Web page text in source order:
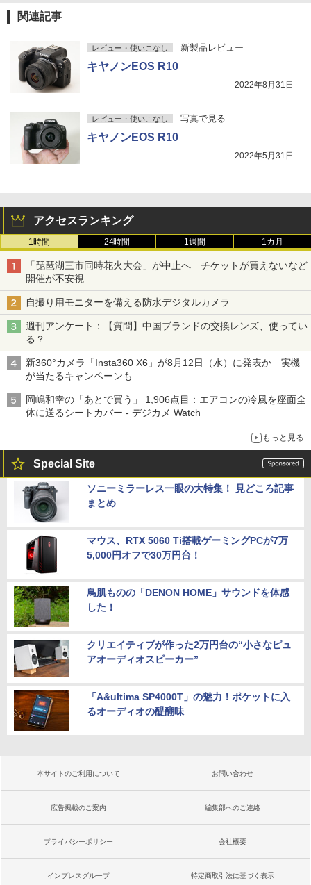
関連記事
レビュー・使いこなし 新製品レビュー
キヤノンEOS R10
2022年8月31日
レビュー・使いこなし 写真で見る
キヤノンEOS R10
2022年5月31日
アクセスランキング
1時間 24時間 1週間 1カ月
「琵琶湖三市同時花火大会」が中止へ チケットが買えないなど
開催が不安視
自撮り用モニターを備える防水デジタルカメラ
週刊アンケート：【質問】中国ブランドの交換レンズ、使ってい
る？
新360°カメラ「Insta360 X6」が8月12日（水）に発表か 実機
が当たるキャンペーンも
岡嶋和幸の「あとで買う」 1,906点目：エアコンの冷風を座面全
体に送るシートカバー - デジカメ Watch
もっと見る
Special Site
ソニーミラーレス一眼の大特集！ 見どころ記事
まとめ
マウス、RTX 5060 Ti搭載ゲーミングPCが7万
5,000円オフで30万円台！
鳥肌ものの「DENON HOME」サウンドを体感
した！
クリエイティブが作った2万円台の“小さなピュ
アオーディオスピーカー”
「A&ultima SP4000T」の魅力！ポケットに入
るオーディオの醍醐味
本サイトのご利用について お問い合わせ
広告掲載のご案内 編集部へのご連絡
プライバシーポリシー 会社概要
インプレスグループ 特定商取引法に基づく表示